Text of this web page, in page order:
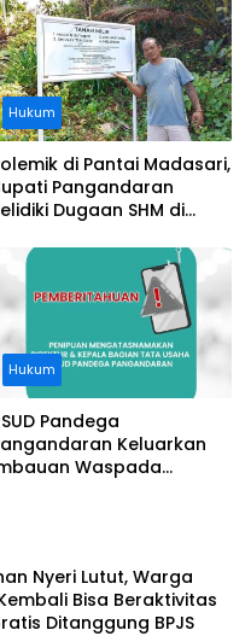
Hukum
di Pantai Madasari,
Pangandaran
Dugaan SHM di
Hukum
Pandega
Keluarkan
Waspada
Nyeri Lutut, Warga
Bisa Beraktivitas
Ditanggung BPJS